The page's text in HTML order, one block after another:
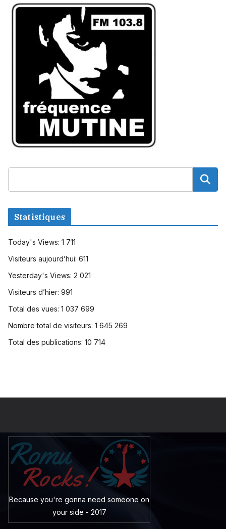
Statistiques
Today's Views: 1 711
Visiteurs aujourd’hui: 611
Yesterday's Views: 2 021
Visiteurs d’hier: 991
Total des vues: 1 037 699
Nombre total de visiteurs: 1 645 269
Total des publications: 10 714
Because you're gonna need someone on
your side - 2017